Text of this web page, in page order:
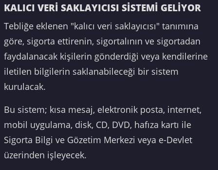
KALICI VERİ SAKLAYICISI SİSTEMİ GELİYOR
Tebliğe eklenen "kalıcı veri saklayıcısı" tanımına
göre, sigorta ettirenin, sigortalının ve sigortadan
faydalanacak kişilerin gönderdiği veya kendilerine
iletilen bilgilerin saklanabileceği bir sistem
kurulacak.
Bu sistem; kısa mesaj, elektronik posta, internet,
mobil uygulama, disk, CD, DVD, hafıza kartı ile
Sigorta Bilgi ve Gözetim Merkezi veya e-Devlet
üzerinden işleyecek.